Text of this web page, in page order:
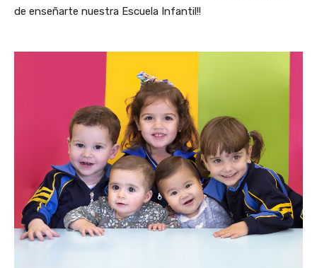
de enseñarte nuestra Escuela Infantil!!